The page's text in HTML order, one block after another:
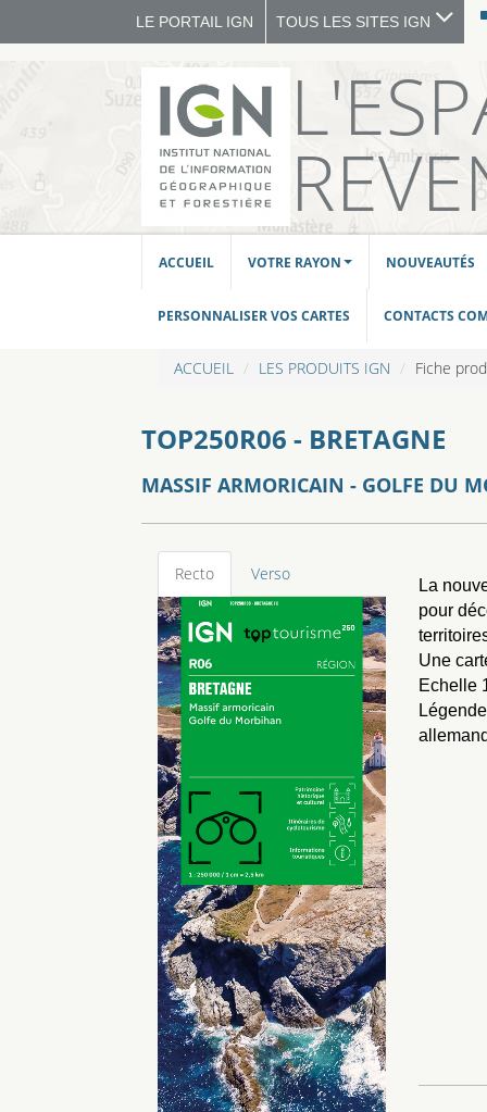
LE PORTAIL IGN TOUS LES SITES IGN
ACCUEIL VOTRE RAYON NOUVEAUTÉS
PERSONNALISER VOS CARTES CONTACTS
ACCUEIL LES PRODUITS IGN Fiche
TOP250R06 - BRETAGNE
MASSIF ARMORICAIN - GOLFE DU
Recto Verso
La
pour
Une
Echelle